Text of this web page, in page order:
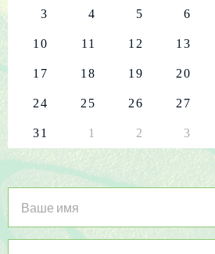
3 4 5 6
10 11 12 13
17 18 19 20
24 25 26 27
31 1 2 3